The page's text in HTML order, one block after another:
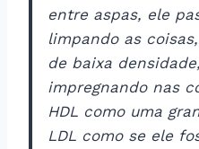
entre aspas, ele
limpando as
de baixa
impregnando nas
HDL como uma
LDL como se ele